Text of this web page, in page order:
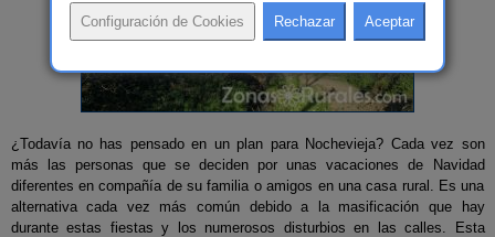
¿Todavía no has pensado en un plan para Nochevieja? Cada vez son
más las personas que se deciden por unas vacaciones de Navidad
diferentes en compañía de su familia o amigos en una casa rural. Es una
alternativa cada vez más común debido a la masificación que hay
durante estas fiestas y los numerosos disturbios en las calles. Esta